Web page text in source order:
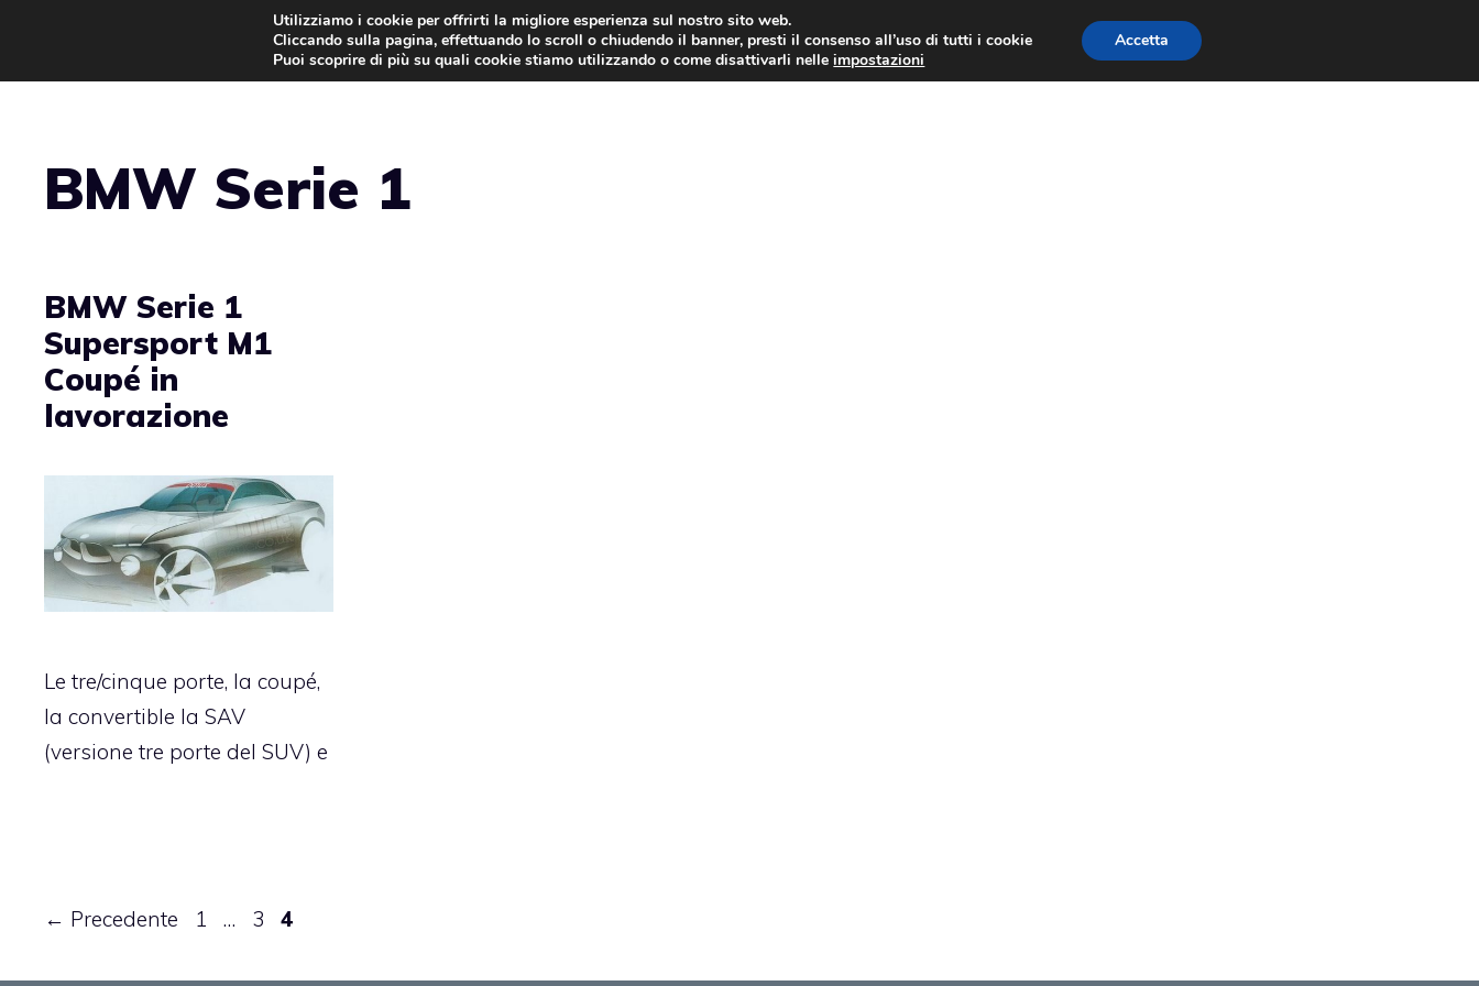
contenuto
AUTO NEWS EVENTI E FIERE
BMW Serie 1
BMW Serie 1
Supersport M1
Coupé in
lavorazione
Le tre/cinque porte, la coupé,
la convertible la SAV
(versione tre porte del SUV) e
← Precedente Pagina
1 … Pagina
3 Pagina
4
Utilizziamo i cookie per offrirti la migliore esperienza sul nostro sito web.
Cliccando sulla pagina, effettuando lo scroll o chiudendo il banner, presti il consenso all’uso di tutti i cookie
Puoi scoprire di più su quali cookie stiamo utilizzando o come disattivarli nelleimpostazioni
Accetta